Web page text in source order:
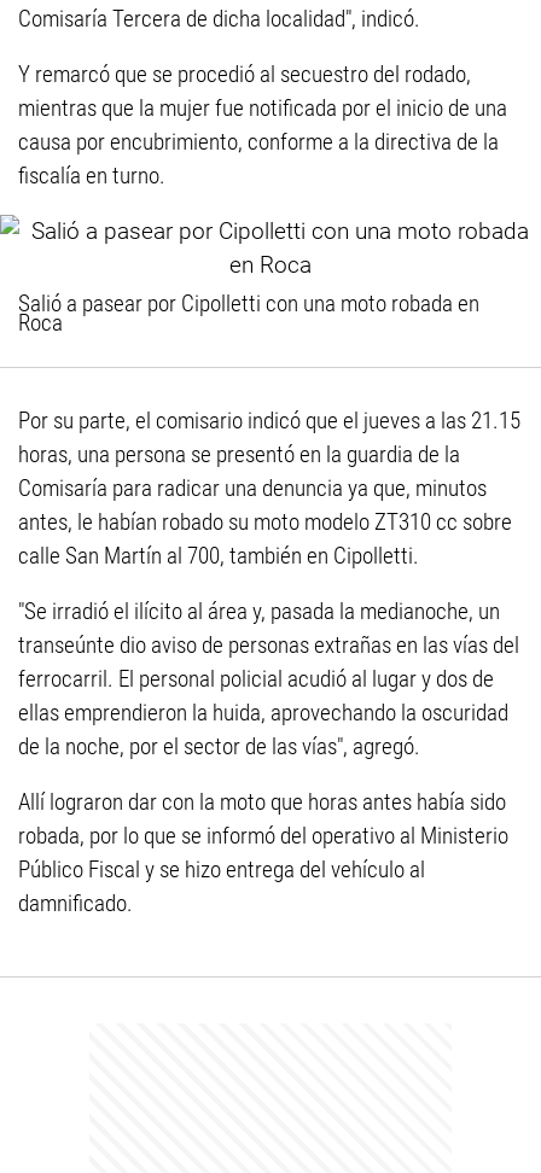
Comisaría Tercera de dicha localidad", indicó.
Y remarcó que se procedió al secuestro del rodado,
mientras que la mujer fue notificada por el inicio de una
causa por encubrimiento, conforme a la directiva de la
fiscalía en turno.
Salió a pasear por Cipolletti con una moto robada en
Roca
Por su parte, el comisario indicó que el jueves a las 21.15
horas, una persona se presentó en la guardia de la
Comisaría para radicar una denuncia ya que, minutos
antes, le habían robado su moto modelo ZT310 cc sobre
calle San Martín al 700, también en Cipolletti.
"Se irradió el ilícito al área y, pasada la medianoche, un
transeúnte dio aviso de personas extrañas en las vías del
ferrocarril. El personal policial acudió al lugar y dos de
ellas emprendieron la huida, aprovechando la oscuridad
de la noche, por el sector de las vías", agregó.
Allí lograron dar con la moto que horas antes había sido
robada, por lo que se informó del operativo al Ministerio
Público Fiscal y se hizo entrega del vehículo al
damnificado.